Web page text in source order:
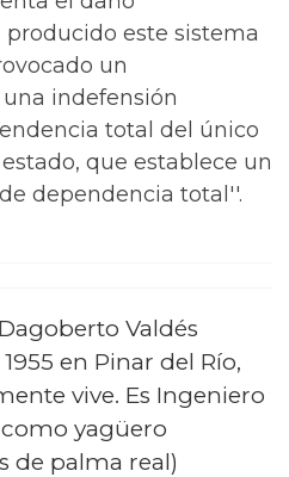
este sistema
un
indefensión
total del único
que establece un
dependencia total''.
Dagoberto Valdés
en Pinar del Río,
vive. Es Ingeniero
yagüero
de palma real)